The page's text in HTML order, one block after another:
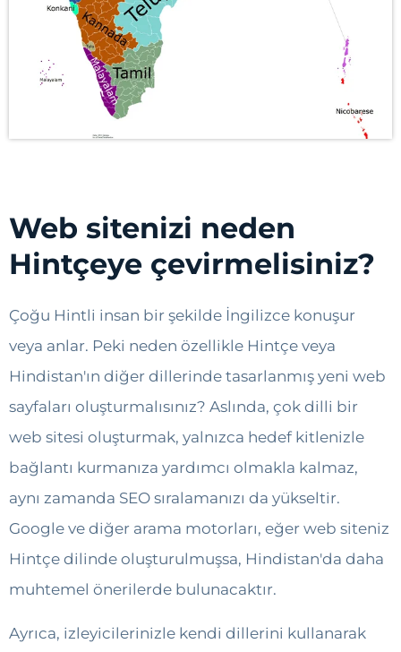
Web sitenizi neden
Hintçeye çevirmelisiniz?
Çoğu Hintli insan bir şekilde İngilizce konuşur
veya anlar. Peki neden özellikle Hintçe veya
Hindistan'ın diğer dillerinde tasarlanmış yeni web
sayfaları oluşturmalısınız? Aslında, çok dilli bir
web sitesi oluşturmak, yalnızca hedef kitlenizle
bağlantı kurmanıza yardımcı olmakla kalmaz,
aynı zamanda SEO sıralamanızı da yükseltir.
Google ve diğer arama motorları, eğer web siteniz
Hintçe dilinde oluşturulmuşsa, Hindistan'da daha
muhtemel önerilerde bulunacaktır.
Ayrıca, izleyicilerinizle kendi dillerini kullanarak